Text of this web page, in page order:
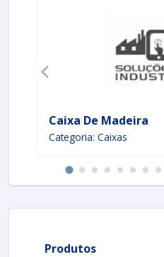
Caixa De Madeira
Categoria: Caixas
Produtos